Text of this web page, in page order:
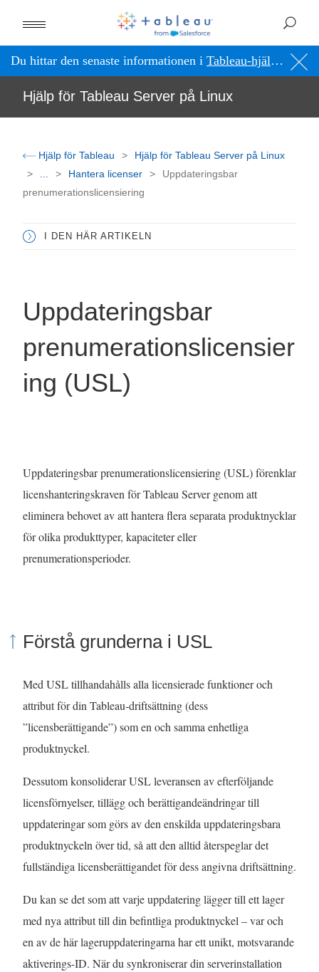
Du hittar den senaste informationen i Tableau-hjälpen på engelska (USA)
Hjälp för Tableau Server på Linux
Hjälp för Tableau
Hjälp för Tableau Server på Linux
Hantera licenser
Uppdateringsbar
prenumerationslicensiering
I DEN HÄR ARTIKELN
Uppdateringsbar
prenumerationslicensier
ing (USL)
Uppdateringsbar prenumerationslicensiering (USL) förenklar
licenshanteringskraven för Tableau Server genom att
eliminera behovet av att hantera flera separata produktnycklar
för olika produkttyper, kapaciteter eller
prenumerationsperioder.
Förstå grunderna i USL
Med USL tillhandahålls alla licensierade funktioner och
attribut för din Tableau-driftsättning (dess
”licensberättigande”) som en och samma enhetliga
produktnyckel.
Dessutom konsoliderar USL leveransen av efterföljande
licensförnyelser, tillägg och berättigandeändringar till
uppdateringar som görs av den enskilda uppdateringsbara
produktnyckeln över tid, så att den alltid återspeglar det
fullständiga licensberättigandet för dess angivna driftsättning.
Du kan se det som att varje uppdatering lägger till ett lager
med nya attribut till din befintliga produktnyckel – var och
en av de här lageruppdateringarna har ett unikt, motsvarande
aktiverings-ID. När du synkroniserar din serverinstallation